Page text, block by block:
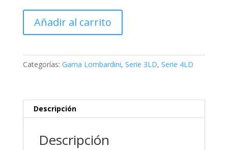
cantidad
Añadir al carrito
Categorías: Gama Lombardini, Serie 3LD, Serie 4LD
Descripción
Descripción